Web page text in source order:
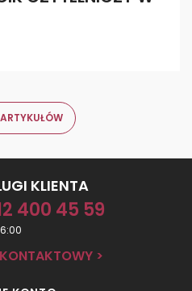
KLIENTA
400 45 59
>